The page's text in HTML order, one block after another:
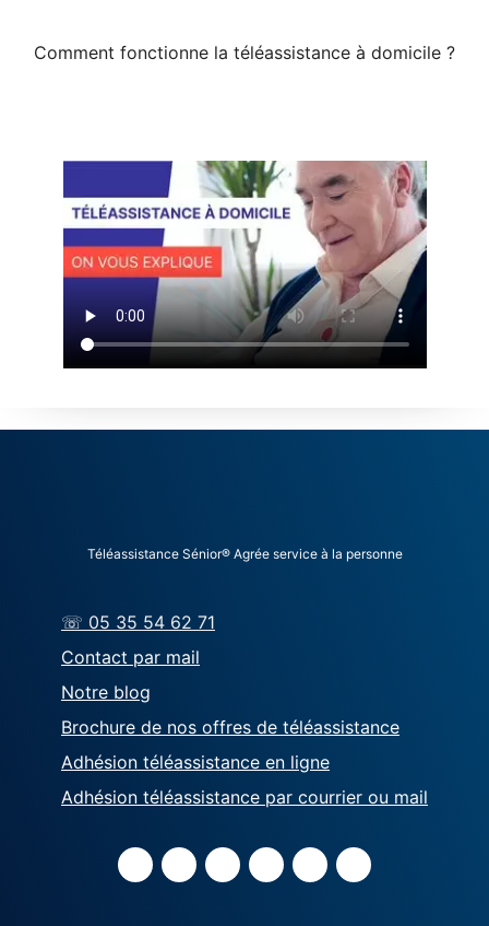
Comment fonctionne la téléassistance à domicile ?
Téléassistance Sénior® Agrée service à la personne
☏ 05 35 54 62 71
Contact par mail
Notre blog
Brochure de nos offres de téléassistance
Adhésion téléassistance en ligne
Adhésion téléassistance par courrier ou mail